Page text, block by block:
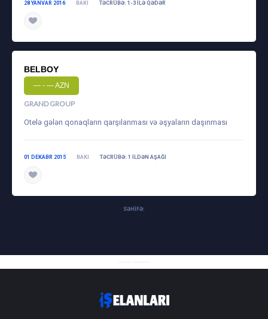
28 YANVAR 2016 BAKI TƏCRÜBƏ: 1-3 ILƏ QƏDƏR
BELBOY
— - — AZN
GRAND GROUP
Otelə gələn qonaqların qarşılanması və əşyaların daşınması
01 DEKABR 2015 BAKI TƏCRÜBƏ: 1 ILDƏN AŞAĞI
SƏHIFƏ: